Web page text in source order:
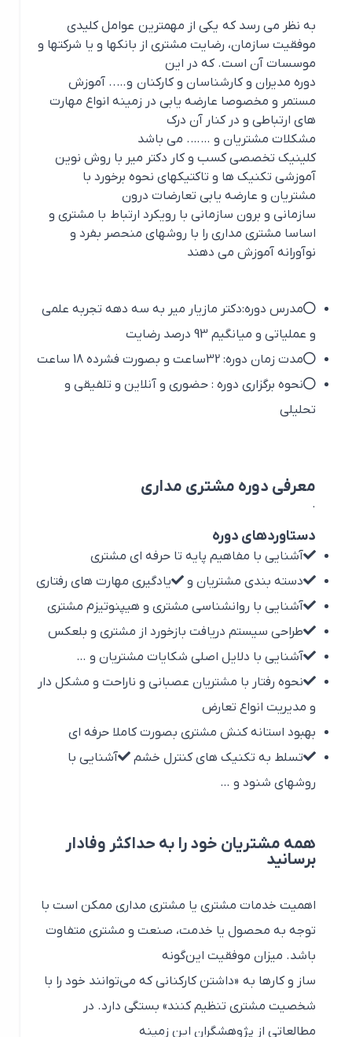
به نظر می رسد که یکی از مهمترین عوامل کلیدی
موفقیت سازمان، رضایت مشتری از بانکها و یا شرکتها و
موسسات آن است. که در این
دوره مدیران و کارشناسان و کارکنان و….. آموزش
مستمر و مخصوصا عارضه یابی در زمینه انواع مهارت
های ارتباطی و در کنار آن درک
مشكلات مشتريان و ……. می باشد
کلینیک تخصصی کسب و کار دکتر میر با روش نوین
آموزشی تکنیک ها و تاکتیکهای نحوه برخورد با
مشتريان و عارضه یابی تعارضات درون
سازمانی و برون سازمانی با رویکرد ارتباط با مشتری و
اساسا مشتری مداری را با روشهای منحصر بفرد و
نوآورانه آموزش می دهند
مدرس دوره:دکتر مازیار میر به سه دهه تجربه علمی
و عملیاتی و میانگیم 93 درصد رضایت
مدت زمان دوره: 32ساعت و بصورت فشرده 18 ساعت
نحوه برگزاری دوره : حضوری و آنلاین و تلفیقی و
تحلیلی
معرفی دوره مشتری مداری
دستاوردهای دوره
آشنایی با مفاهیم پایه تا حرفه ای مشتری
دسته بندی مشتریان و
یادگیری مهارت های رفتاری
آشنایی با روانشناسى مشترى و هیپنوتیزم مشتری
طراحی سیستم دریافت بازخورد از مشتری و بلعکس
آشنایی با دلایل اصلی شکایات مشتریان و …
نحوه رفتار با مشتریان عصبانی و ناراحت و مشکل دار
و مدیریت انواع تعارض
بهبود استانه کنش مشتری بصورت کاملا حرفه ای
تسلط به تکنیک های کنترل خشم
آشنایی با
روشهای شنود و …
همه مشتریان خود را به حداکثر وفادار
برسانید
اهمیت خدمات مشتری یا مشتری مداری ممکن است با
توجه به محصول یا خدمت، صنعت و مشتری متفاوت
باشد. میزان موفقیت این‌گونه
ساز و کارها به «داشتن کارکنانی که می‌توانند خود را با
شخصیت مشتری تنظیم کنند» بستگی دارد. در
مطالعاتی از پژوهشگران این زمینه